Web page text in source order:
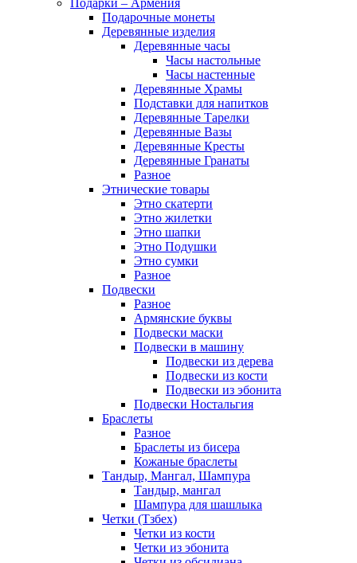
Подарки – Армения
Подарочные монеты
Деревянные изделия
Деревянные часы
Часы настольные
Часы настенные
Деревянные Храмы
Подставки для напитков
Деревянные Тарелки
Деревянные Вазы
Деревянные Кресты
Деревянные Гранаты
Разное
Этнические товары
Этно скатерти
Этно жилетки
Этно шапки
Этно Подушки
Этно сумки
Разное
Подвески
Разное
Армянские буквы
Подвески маски
Подвески в машину
Подвески из дерева
Подвески из кости
Подвески из эбонита
Подвески Ностальгия
Браслеты
Разное
Браслеты из бисера
Кожаные браслеты
Тандыр, Мангал, Шампура
Тандыр, мангал
Шампура для шашлыка
Четки (Тзбех)
Четки из кости
Четки из эбонита